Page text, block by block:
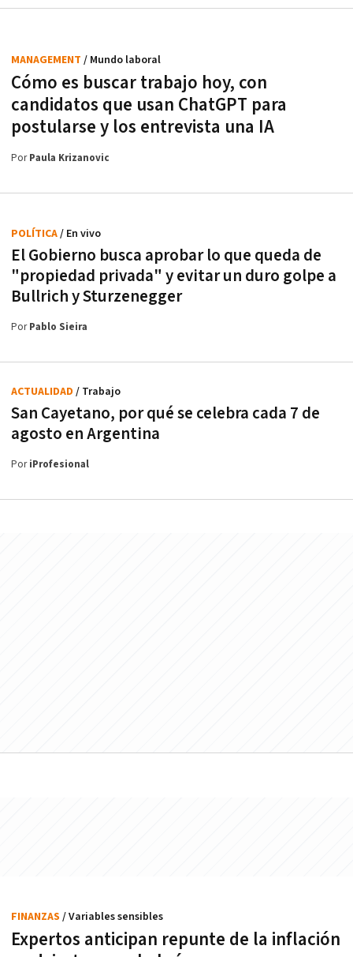
Cómo es buscar trabajo hoy, con
candidatos que usan ChatGPT para
postularse y los entrevista una IA
MANAGEMENT / Mundo laboral
PorPaula Krizanovic
El Gobierno busca aprobar lo que queda de
"propiedad privada" y evitar un duro golpe a
Bullrich y Sturzenegger
POLÍTICA/ En vivo
PorPablo Sieira
San Cayetano, por qué se celebra cada 7 de
agosto en Argentina
ACTUALIDAD / Trabajo
PoriProfesional
Expertos anticipan repunte de la inflación
FINANZAS / Variables sensibles